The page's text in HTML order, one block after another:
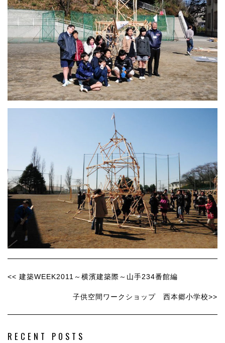
<< 建築WEEK2011～横濱建築際～山手234番館編
子供空間ワークショップ 西本郷小学校>>
RECENT POSTS